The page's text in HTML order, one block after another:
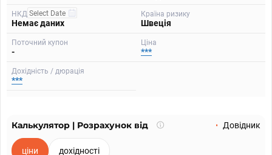
НКД
Немає даних
Країна ризику
Швеція
Поточний купон
-
Ціна
***
Дохідність / дюрація
***
Калькулятор | Розрахунок від
Що
Довідник
ціни дохідності